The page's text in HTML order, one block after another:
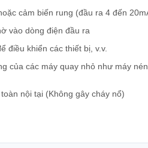
cảm biến rung (đầu ra 4 đến
vào dòng điện đầu ra
điều khiển các thiết bị, v.v.
của các máy quay nhỏ như máy nén
nội tại (Không gây cháy nổ)